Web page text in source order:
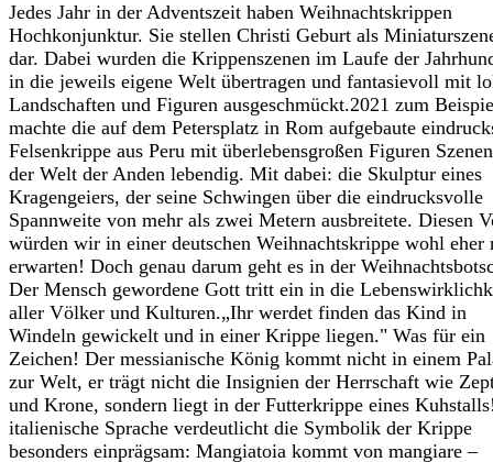
Jedes Jahr in der Adventszeit haben Weihnachtskrippen
Hochkonjunktur. Sie stellen Christi Geburt als
dar. Dabei wurden die Krippenszenen im Laufe der
in die jeweils eigene Welt übertragen und fantasievoll mit
Landschaften und Figuren ausgeschmückt.2021 zum
machte die auf dem Petersplatz in Rom aufgebaute
Felsenkrippe aus Peru mit überlebensgroßen Figuren
der Welt der Anden lebendig. Mit dabei: die Skulptur eines
Kragengeiers, der seine Schwingen über die eindrucksvolle
Spannweite von mehr als zwei Metern ausbreitete. Diesen
würden wir in einer deutschen Weihnachtskrippe wohl eher
erwarten! Doch genau darum geht es in der
Der Mensch gewordene Gott tritt ein in die
aller Völker und Kulturen.„Ihr werdet finden das Kind in
Windeln gewickelt und in einer Krippe liegen." Was für ein
Zeichen! Der messianische König kommt nicht in einem
zur Welt, er trägt nicht die Insignien der Herrschaft wie
und Krone, sondern liegt in der Futterkrippe eines
italienische Sprache verdeutlicht die Symbolik der Krippe
besonders einprägsam: Mangiatoia kommt von mangiare –